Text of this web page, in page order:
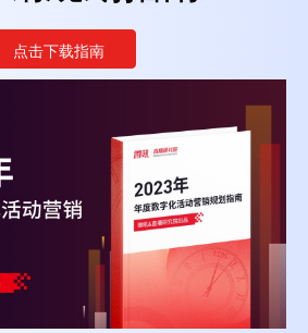
点击下载指南